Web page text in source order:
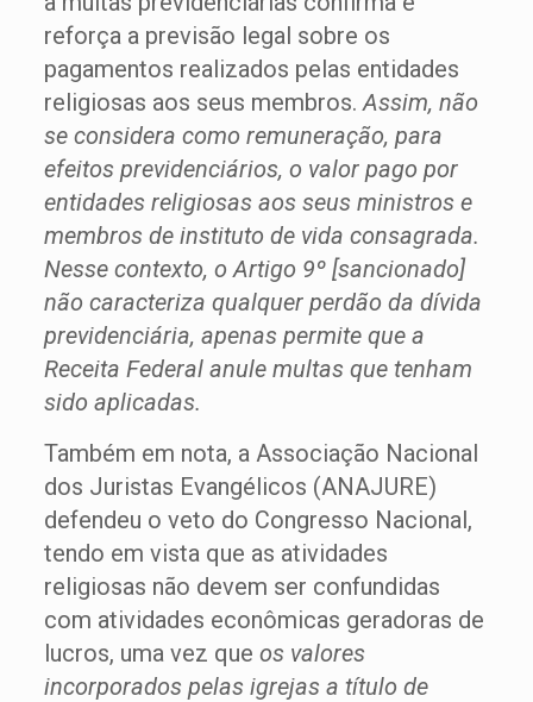
reforça a previsão legal sobre os
pagamentos realizados pelas entidades
religiosas aos seus membros.Assim, não
se considera como remuneração, para
efeitos previdenciários, o valor pago por
entidades religiosas aos seus ministros e
membros de instituto de vida consagrada.
Nesse contexto, o Artigo 9º [sancionado]
não caracteriza qualquer perdão da dívida
previdenciária, apenas permite que a
Receita Federal anule multas que tenham
sido aplicadas.
Também em nota, a Associação Nacional
dos Juristas Evangélicos (ANAJURE)
defendeu o veto do Congresso Nacional,
tendo em vista que as atividades
religiosas não devem ser confundidas
com atividades econômicas geradoras de
lucros, uma vez que os valores
incorporados pelas igrejas a título de